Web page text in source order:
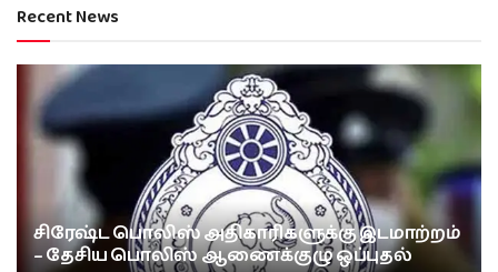
Recent News
சிரேஷ்ட பொலிஸ் அதிகாரிகளுக்கு இடமாற்றம்
– தேசிய பொலிஸ் ஆணைக்குழு ஒப்புதல்